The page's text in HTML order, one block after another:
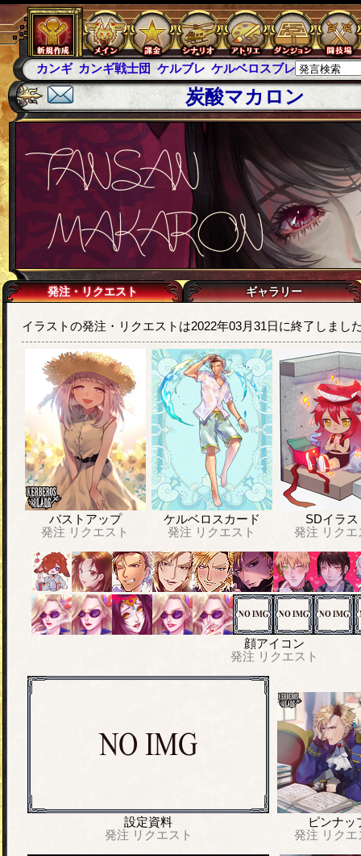
カンギ カンギ戦士団 ケルブレ ケルベロスブレイド スパ
炭酸マカロン
発注・リクエスト ギャラリー
イラストの発注・リクエストは2022年03月31日に終了しまし
バストアップ
発注 リクエスト
ケルベロスカード
発注 リクエスト
SDイラス
発注 リク
顔アイコン
発注 リクエスト
設定資料
発注 リクエスト
ピンナッ
発注 リク